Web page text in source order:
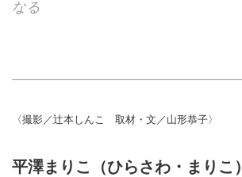
なる
〈撮影／辻本しんこ 取材・文／山形恭子〉
平澤まりこ（ひらさわ・まりこ）